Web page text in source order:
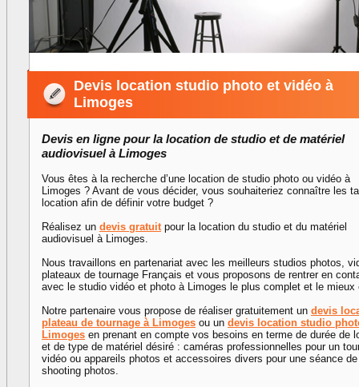
Devis location studio photo et vidéo à
Limoges
Devis en ligne pour la location de studio et de matériel
audiovisuel à Limoges
Vous êtes à la recherche d’une location de studio photo ou vidéo à
Limoges ? Avant de vous décider, vous souhaiteriez connaître les
location afin de définir votre budget ?
Réalisez un devis gratuit pour la location du studio et du matériel
audiovisuel à Limoges.
Nous travaillons en partenariat avec les meilleurs studios photos,
plateaux de tournage Français et vous proposons de rentrer en
avec le studio vidéo et photo à Limoges le plus complet et le mieux
Notre partenaire vous propose de réaliser gratuitement un devis
plateau de tournage à Limoges ou un devis location studio
Limoges en prenant en compte vos besoins en terme de durée de
et de type de matériel désiré : caméras professionnelles pour un
vidéo ou appareils photos et accessoires divers pour une séance de
shooting photos.